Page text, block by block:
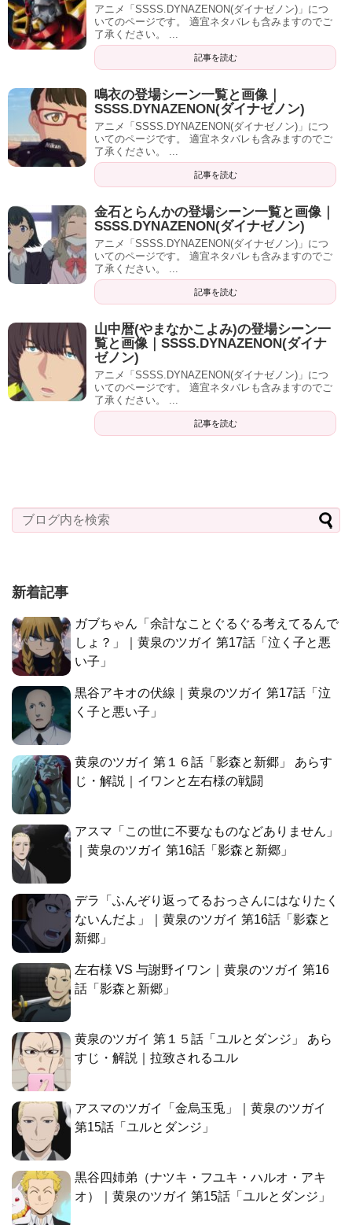
アニメ「SSSS.DYNAZENON(ダイナゼノン)」につ
いてのページです。 適宜ネタバレも含みますのでご
了承ください。 ...
記事を読む
鳴衣の登場シーン一覧と画像｜
SSSS.DYNAZENON(ダイナゼノン)
アニメ「SSSS.DYNAZENON(ダイナゼノン)」につ
いてのページです。 適宜ネタバレも含みますのでご
了承ください。 ...
記事を読む
金石とらんかの登場シーン一覧と画像｜
SSSS.DYNAZENON(ダイナゼノン)
アニメ「SSSS.DYNAZENON(ダイナゼノン)」につ
いてのページです。 適宜ネタバレも含みますのでご
了承ください。 ...
記事を読む
山中暦(やまなかこよみ)の登場シーン一
覧と画像｜SSSS.DYNAZENON(ダイナ
ゼノン)
アニメ「SSSS.DYNAZENON(ダイナゼノン)」につ
いてのページです。 適宜ネタバレも含みますのでご
了承ください。 ...
記事を読む
新着記事
ガブちゃん「余計なことぐるぐる考えてるんで
しょ？」｜黄泉のツガイ 第17話「泣く子と悪
い子」
黒谷アキオの伏線｜黄泉のツガイ 第17話「泣
く子と悪い子」
黄泉のツガイ 第１６話「影森と新郷」 あらす
じ・解説｜イワンと左右様の戦闘
アスマ「この世に不要なものなどありません」
｜黄泉のツガイ 第16話「影森と新郷」
デラ「ふんぞり返ってるおっさんにはなりたく
ないんだよ」｜黄泉のツガイ 第16話「影森と
新郷」
左右様 VS 与謝野イワン｜黄泉のツガイ 第16
話「影森と新郷」
黄泉のツガイ 第１５話「ユルとダンジ」 あら
すじ・解説｜拉致されるユル
アスマのツガイ「金烏玉兎」｜黄泉のツガイ
第15話「ユルとダンジ」
黒谷四姉弟（ナツキ・フユキ・ハルオ・アキ
オ）｜黄泉のツガイ 第15話「ユルとダンジ」